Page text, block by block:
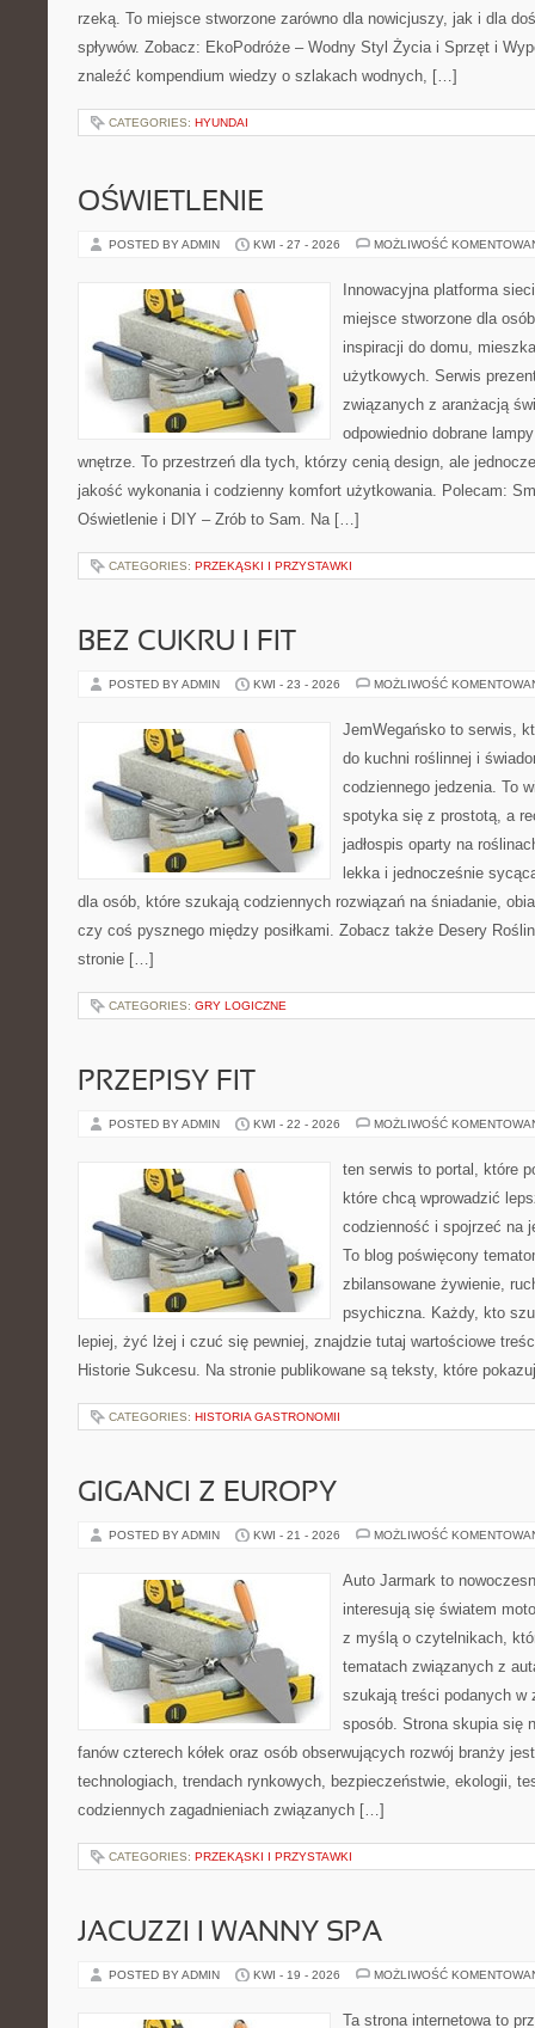
rzeką. To miejsce stworzone zarówno dla nowicjuszy, jak i dla
spływów. Zobacz: EkoPodróże – Wodny Styl Życia i Sprzęt i
znaleźć kompendium wiedzy o szlakach wodnych, […]
CATEGORIES: HYUNDAI
OŚWIETLENIE
POSTED BY ADMIN KWI - 27 - 2026 MOŻLIWOŚĆ
Innowacyjna platforma
miejsce stworzone dla
inspiracji do domu,
użytkowych. Serwis
związanych z aranżacją
odpowiednio dobrane
wnętrze. To przestrzeń dla tych, którzy cenią design, ale
jakość wykonania i codzienny komfort użytkowania. Polecam:
Oświetlenie i DIY – Zrób to Sam. Na […]
CATEGORIES: PRZEKĄSKI I PRZYSTAWKI
BEZ CUKRU I FIT
POSTED BY ADMIN KWI - 23 - 2026 MOŻLIWOŚĆ
JemWegańsko to serwis,
do kuchni roślinnej i
codziennego jedzenia. To
spotyka się z prostotą, a
jadłospis oparty na
lekka i jednocześnie
dla osób, które szukają codziennych rozwiązań na śniadanie,
czy coś pysznego między posiłkami. Zobacz także Desery
stronie […]
CATEGORIES: GRY LOGICZNE
PRZEPISY FIT
POSTED BY ADMIN KWI - 22 - 2026 MOŻLIWOŚĆ
ten serwis to portal, które
które chcą wprowadzić
codzienność i spojrzeć na
To blog poświęcony
zbilansowane żywienie,
psychiczna. Każdy, kto
lepiej, żyć lżej i czuć się pewniej, znajdzie tutaj wartościowe
Historie Sukcesu. Na stronie publikowane są teksty, które
CATEGORIES: HISTORIA GASTRONOMII
GIGANCI Z EUROPY
POSTED BY ADMIN KWI - 21 - 2026 MOŻLIWOŚĆ
Auto Jarmark to
interesują się światem
z myślą o czytelnikach,
tematach związanych z
szukają treści podanych w
sposób. Strona skupia się
fanów czterech kółek oraz osób obserwujących rozwój branży
technologiach, trendach rynkowych, bezpieczeństwie, ekologii,
codziennych zagadnieniach związanych […]
CATEGORIES: PRZEKĄSKI I PRZYSTAWKI
JACUZZI I WANNY SPA
POSTED BY ADMIN KWI - 19 - 2026 MOŻLIWOŚĆ
Ta strona internetowa to